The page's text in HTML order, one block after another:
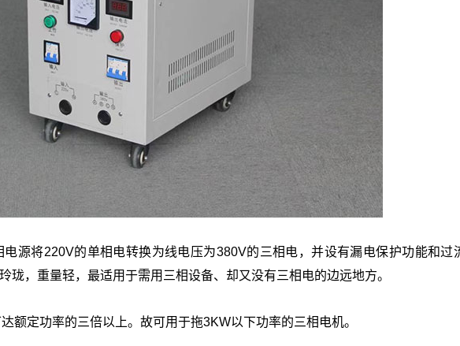
电源将220V的单相电转换为线电压为380V的三相电，并设有漏电保护功能和过
珑，重量轻，最适用于需用三相设备、却又没有三相电的边远地方。
额定功率的三倍以上。故可用于拖3KW以下功率的三相电机。